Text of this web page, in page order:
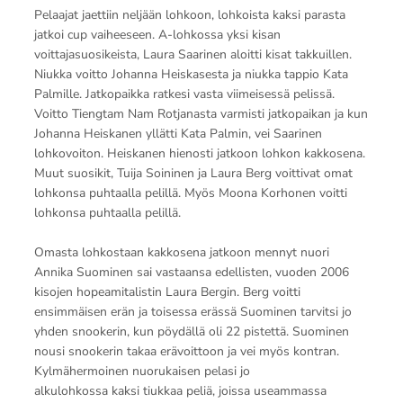
Pelaajat jaettiin neljään lohkoon, lohkoista kaksi parasta
jatkoi cup vaiheeseen. A-lohkossa yksi kisan
voittajasuosikeista, Laura Saarinen aloitti kisat takkuillen.
Niukka voitto Johanna Heiskasesta ja niukka tappio Kata
Palmille. Jatkopaikka ratkesi vasta viimeisessä pelissä.
Voitto Tiengtam Nam Rotjanasta varmisti jatkopaikan ja kun
Johanna Heiskanen yllätti Kata Palmin, vei Saarinen
lohkovoiton. Heiskanen hienosti jatkoon lohkon kakkosena.
Muut suosikit, Tuija Soininen ja Laura Berg voittivat omat
lohkonsa puhtaalla pelillä. Myös Moona Korhonen voitti
lohkonsa puhtaalla pelillä.
Omasta lohkostaan kakkosena jatkoon mennyt nuori
Annika Suominen sai vastaansa edellisten, vuoden 2006
kisojen hopeamitalistin Laura Bergin. Berg voitti
ensimmäisen erän ja toisessa erässä Suominen tarvitsi jo
yhden snookerin, kun pöydällä oli 22 pistettä. Suominen
nousi snookerin takaa erävoittoon ja vei myös kontran.
Kylmähermoinen nuorukaisen pelasi jo
alkulohkossa kaksi tiukkaa peliä, joissa useammassa